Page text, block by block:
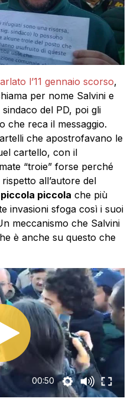
l’11 gennaio scorso,
per nome Salvini e
del PD, poi gli
che reca il messaggio.
che apostrofavano le
cartello, con il
“troie” forse perché
all’autore del
piccola piccola che più
invasioni sfoga così i suoi
meccanismo che Salvini
è anche su questo che
00:50